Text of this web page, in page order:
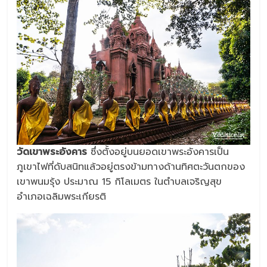
วัดเขาพระอังคาร ซึ่งตั้งอยู่บนยอดเขาพระอังคารเป็น
ภูเขาไฟที่ดับสนิทแล้วอยู่ตรงข้ามทางด้านทิศตะวันตกของ
เขาพนมรุ้ง ประมาณ 15 กิโลเมตร ในตำบลเจริญสุข
อำเภอเฉลิมพระเกียรติ